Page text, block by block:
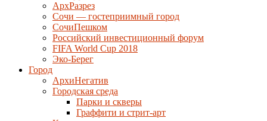
АрхРазрез
Сочи — гостеприимный город
СочиПешком
Российский инвестиционный форум
FIFA World Cup 2018
Эко-Берег
Город
АрхиНегатив
Городская среда
Парки и скверы
Граффити и стрит-арт